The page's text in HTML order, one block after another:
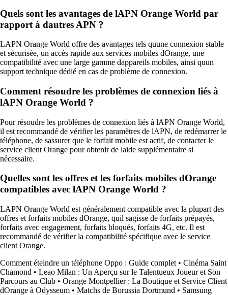
Quels sont les avantages de lAPN Orange World par
rapport à dautres APN ?
LAPN Orange World offre des avantages tels quune connexion stable
et sécurisée, un accès rapide aux services mobiles dOrange, une
compatibilité avec une large gamme dappareils mobiles, ainsi quun
support technique dédié en cas de problème de connexion.
Comment résoudre les problèmes de connexion liés à
lAPN Orange World ?
Pour résoudre les problèmes de connexion liés à lAPN Orange World,
il est recommandé de vérifier les paramètres de lAPN, de redémarrer le
téléphone, de sassurer que le forfait mobile est actif, de contacter le
service client Orange pour obtenir de laide supplémentaire si
nécessaire.
Quelles sont les offres et les forfaits mobiles dOrange
compatibles avec lAPN Orange World ?
LAPN Orange World est généralement compatible avec la plupart des
offres et forfaits mobiles dOrange, quil sagisse de forfaits prépayés,
forfaits avec engagement, forfaits bloqués, forfaits 4G, etc. Il est
recommandé de vérifier la compatibilité spécifique avec le service
client Orange.
Comment éteindre un téléphone Oppo : Guide complet • Cinéma Saint
Chamond • Leao Milan : Un Aperçu sur le Talentueux Joueur et Son
Parcours au Club • Orange Montpellier : La Boutique et Service Client
dOrange à Odysseum • Matchs de Borussia Dortmund • Samsung